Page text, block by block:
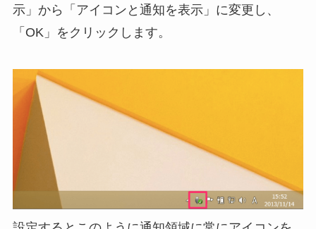
示」から「アイコンと通知を表示」に変更し、
「OK」をクリックします。